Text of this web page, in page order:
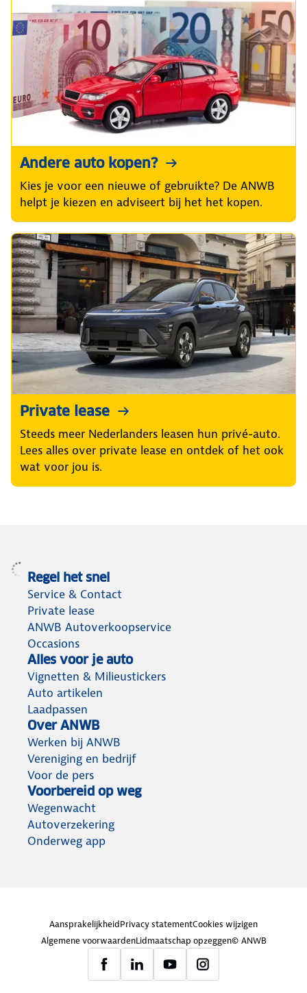
Andere auto kopen?
Kies je voor een nieuwe of gebruikte? De ANWB
helpt je kiezen en adviseert bij het het kopen.
Private lease
Steeds meer Nederlanders leasen hun privé-auto.
Lees alles over private lease en ontdek of het ook
wat voor jou is.
Regel het snel
Service & Contact
Private lease
ANWB Autoverkoopservice
Occasions
Alles voor je auto
Vignetten & Milieustickers
Auto artikelen
Laadpassen
Over ANWB
Werken bij ANWB
Vereniging en bedrijf
Voor de pers
Voorbereid op weg
Wegenwacht
Autoverzekering
Onderweg app
AansprakelijkheidPrivacy statementCookies wijzigen
Algemene voorwaardenLidmaatschap opzeggen© ANWB